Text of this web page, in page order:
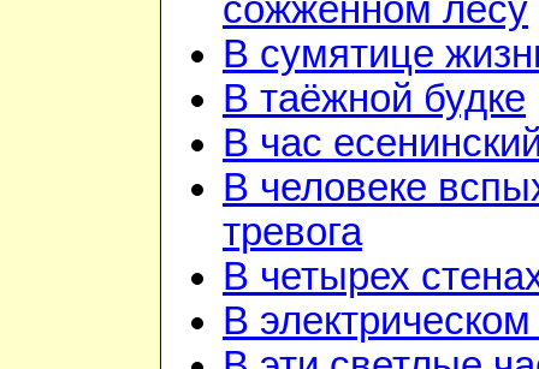
сожжённом лесу
В сумятице
В таёжной будке
В час
В человеке
тревога
В четырех
В